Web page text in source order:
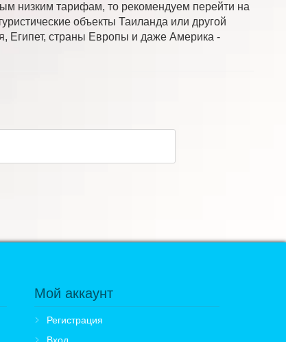
низким тарифам, то рекомендуем перейти на
объекты Таиланда или другой
Египет, страны Европы и даже Америка -
Мой аккаунт
Регистрация